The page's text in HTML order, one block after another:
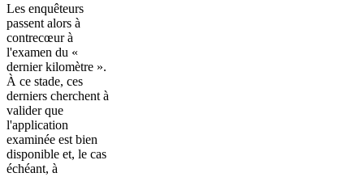
Les enquêteurs
passent alors à
contrecœur à
l'examen du «
dernier kilomètre ».
À ce stade, ces
derniers cherchent à
valider que
l'application
examinée est bien
disponible et, le cas
échéant, à